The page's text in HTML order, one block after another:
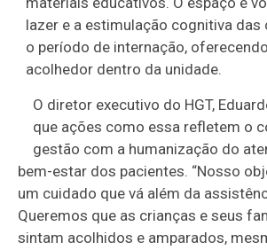
ressaltou o
impacto
positivo do
lazer e a estimulação cognitiva das
o período de internação,
acolhedor dentro da unidade.
O diretor executivo do HGT,
que ações como essa refletem o
gestão com a humanização do
bem-estar dos pacientes. “Nosso
um cuidado que vá além da
Queremos que as crianças e seus
sintam acolhidos e amparados,